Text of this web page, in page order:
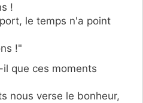
!
le temps n'a point
!"
que ces moments
nous verse le bonheur,